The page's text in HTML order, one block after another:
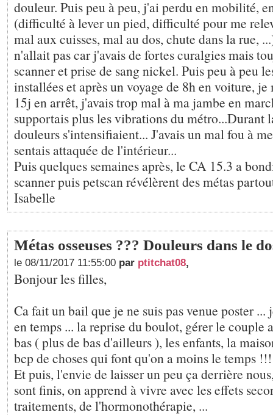
douleur. Puis peu à peu, j'ai perdu en mobilité,
(difficulté à lever un pied, difficulté pour me
mal aux cuisses, mal au dos, chute dans la rue,
n'allait pas car j'avais de fortes curalgies mais
scanner et prise de sang nickel. Puis peu à peu
installées et après un voyage de 8h en voiture, je
15j en arrêt, j'avais trop mal à ma jambe en
supportais plus les vibrations du métro...Durant
douleurs s'intensifiaient... J'avais un mal fou à
sentais attaquée de l'intérieur...
Puis quelques semaines après, le CA 15.3 a
scanner puis petscan révélèrent des métas
Isabelle
Métas osseuses ??? Douleurs dans le
le 08/11/2017 11:55:00 par ptitchat08,
Bonjour les filles,
Ca fait un bail que je ne suis pas venue poster ...
en temps ... la reprise du boulot, gérer le couple
bas ( plus de bas d'ailleurs ), les enfants, la
bcp de choses qui font qu'on a moins le temps !!!
Et puis, l'envie de laisser un peu ça derrière
sont finis, on apprend à vivre avec les effets
traitements, de l'hormonothérapie, ...